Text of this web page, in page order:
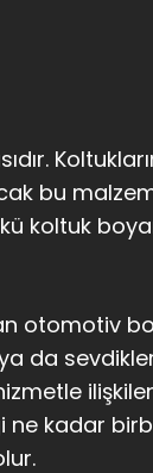
bu
koltuk
otomotiv
da
kadar